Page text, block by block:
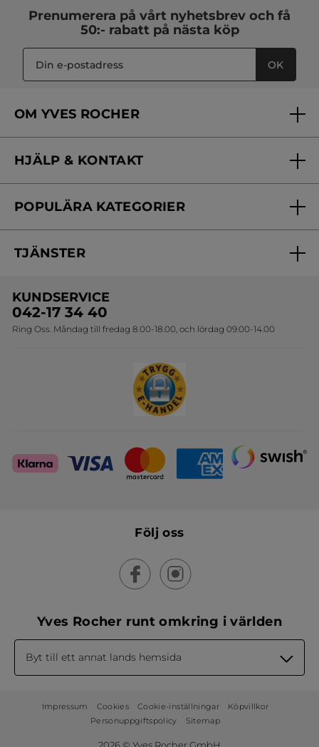
Prenumerera på vårt nyhetsbrev och få
50:- rabatt på nästa köp
OK
OM YVES ROCHER
Vårt engagemang
Skönhetstips
HJÄLP & KONTAKT
Kontakta oss
Online prislista
POPULÄRA KATEGORIER
Erbjudanden
Travelsize
Sets
TJÄNSTER
Onlineprislista för postorder
KUNDSERVICE
042-17 34 40
Ring Oss. Måndag till fredag 8.00-18.00, och lördag 09.00-14.00
Följ oss
Yves Rocher runt omkring i världen
Byt till ett annat lands hemsida
Impressum Cookies Cookie-inställningar
Köpvillkor
Personuppgiftspolicy
Sitemap